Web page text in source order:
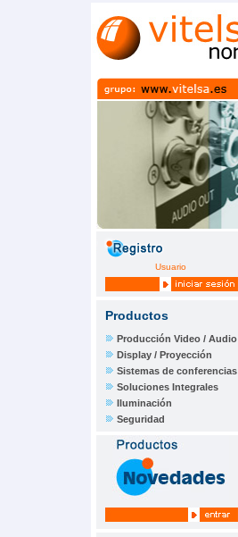
Usuario
Productos
Producción Video / Audio
Display / Proyección
Sistemas de conferencias
Soluciones Integrales
Iluminación
Seguridad